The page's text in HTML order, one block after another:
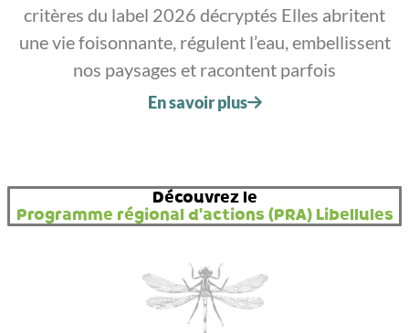
critères du label 2026 décryptés Elles abritent
une vie foisonnante, régulent l’eau, embellissent
nos paysages et racontent parfois
En savoir plus
Découvrez le
Programme régional d'actions (PRA) Libellules